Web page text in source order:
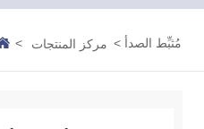
مركز المنتجات مُثبِّط الصدأ